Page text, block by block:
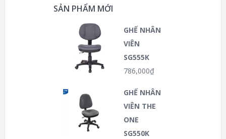
SẢN PHẨM MỚI
GHẾ NHÂN
VIÊN
SG555K
786,000₫
GHẾ NHÂN
VIÊN THE
ONE
SG550K